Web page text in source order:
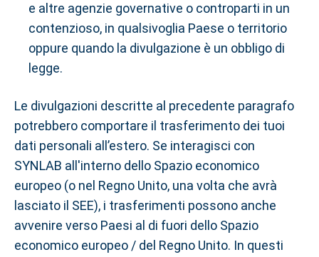
e altre agenzie governative o controparti in un
contenzioso, in qualsivoglia Paese o territorio
oppure quando la divulgazione è un obbligo di
legge.
Le divulgazioni descritte al precedente paragrafo
potrebbero comportare il trasferimento dei tuoi
dati personali all’estero. Se interagisci con
SYNLAB all'interno dello Spazio economico
europeo (o nel Regno Unito, una volta che avrà
lasciato il SEE), i trasferimenti possono anche
avvenire verso Paesi al di fuori dello Spazio
economico europeo / del Regno Unito. In questi